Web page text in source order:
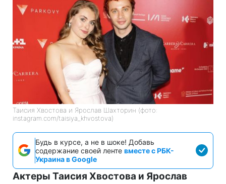
Таисия Хвостова и Ярослав Шахторин (фото:
instagram.com/taisiya_khvostova)
Будь в курсе, а не в шоке! Добавь
содержание своей ленте вместе с РБК-
Украина в Google
Актеры Таисия Хвостова и Ярослав